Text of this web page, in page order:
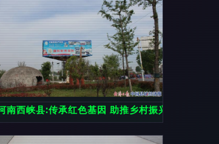
解决方案
南西峡县:传承红色基因 助推乡村振兴 电子显示屏